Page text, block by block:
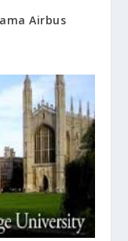
Airbus